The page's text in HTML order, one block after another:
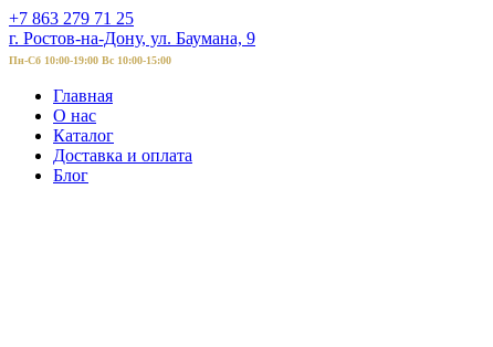
+7 863 279 71 25
г. Ростов-на-Дону, ул. Баумана, 9
Пн-Сб 10:00-19:00 Вс 10:00-15:00
Главная
О нас
Каталог
Доставка и оплата
Блог